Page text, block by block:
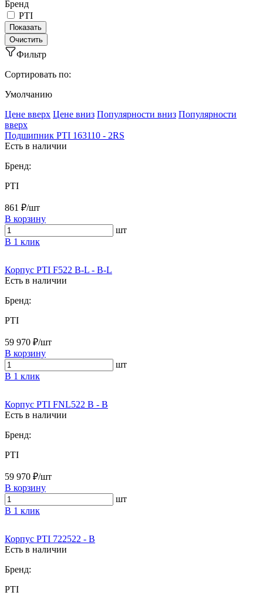
Бренд
PTI
Фильтр
Сортировать по:
Умолчанию
Ценe вверх Ценe вниз Популярности вниз Популярности
вверх
Подшипник PTI 163110 - 2RS
Есть в наличии
Бренд:
PTI
861 ₽/шт
В корзину
шт
В 1 клик
Корпус PTI F522 B-L - B-L
Есть в наличии
Бренд:
PTI
59 970 ₽/шт
В корзину
шт
В 1 клик
Корпус PTI FNL522 B - B
Есть в наличии
Бренд:
PTI
59 970 ₽/шт
В корзину
шт
В 1 клик
Корпус PTI 722522 - B
Есть в наличии
Бренд:
PTI